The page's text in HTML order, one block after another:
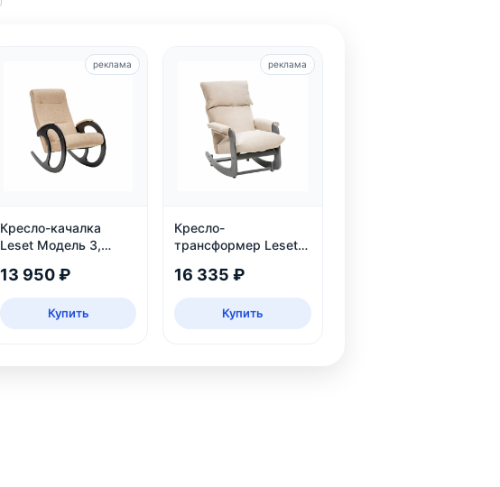
Кресло-качалка
Leset Модель 3,
13 950 ₽
Купить
реклама
Кресло-
трансформер Leset
положения, велюр,
16 335 ₽
Купить
реклама